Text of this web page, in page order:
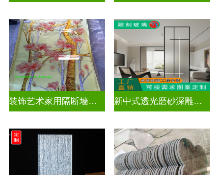
装饰艺术家用隔断墙深雕玻璃 新中式透光磨砂深雕玻璃